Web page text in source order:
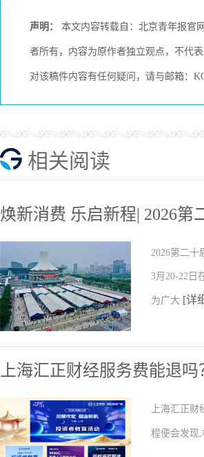
声明： 本文内容转载自：北京青年报官
者所有，内容为原作者独立观点，不代
对该稿件内容有任何疑问，请与邮箱：
相关阅读
焕新消费 乐启新程| 2026第
2026第二十
3月20-22日
为广大 [详
上海汇正财经服务费能退
上海汇正
程便会发现